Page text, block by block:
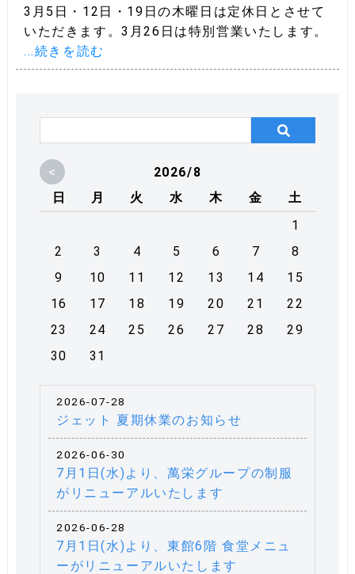
3月5日・12日・19日の木曜日は定休日とさせて
いただきます。3月26日は特別営業いたします。
...続きを読む
<
2026/8
日
月 火 水 木 金
土
1
2
3 4 5 6 7
8
9
10 11 12 13 14
15
16
17 18 19 20 21
22
23
24 25 26 27 28
29
30
31
2026-07-28
ジェット 夏期休業のお知らせ
2026-06-30
7月1日(水)より、萬栄グループの制服
がリニューアルいたします
2026-06-28
7月1日(水)より、東館6階 食堂メニュ
ーがリニューアルいたします